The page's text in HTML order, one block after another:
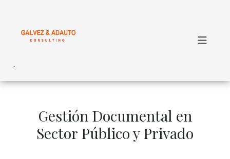
..
Gestión Documental en
Sector Público y Privado